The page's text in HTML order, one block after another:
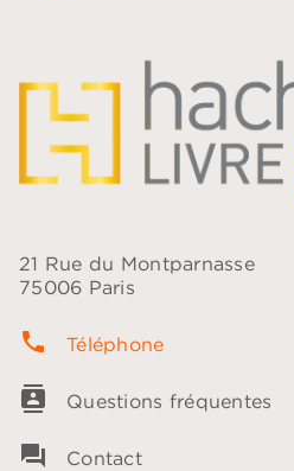
21 Rue du Montparnasse
75006 Paris
phone Téléphone
contacts Questions fréquentes
question_answer Contact